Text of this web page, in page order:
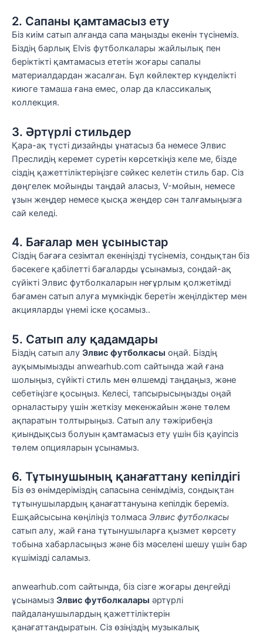
2. Сапаны қамтамасыз ету
Біз киім сатып алғанда сапа маңызды екенін түсінеміз.
Біздің барлық Elvis футболкалары жайлылық пен
беріктікті қамтамасыз ететін жоғары сапалы
материалдардан жасалған. Бұл көйлектер күнделікті
киюге тамаша ғана емес, олар да классикалық
коллекция.
3. Әртүрлі стильдер
Қара-ақ түсті дизайнды ұнатасыз ба немесе Элвис
Преслидің керемет суретін көрсеткіңіз келе ме, бізде
сіздің қажеттіліктеріңізге сәйкес келетін стиль бар. Сіз
дөңгелек мойынды таңдай аласыз, V-мойын, немесе
ұзын жеңдер немесе қысқа жеңдер сән талғамыңызға
сай келеді.
4. Бағалар мен ұсыныстар
Сіздің бағаға сезімтал екеніңізді түсінеміз, сондықтан біз
бәсекеге қабілетті бағаларды ұсынамыз, сондай-ақ
сүйікті Элвис футболкаларын неғұрлым қолжетімді
бағамен сатып алуға мүмкіндік беретін жеңілдіктер мен
акцияларды үнемі іске қосамыз..
5. Сатып алу қадамдары
Біздің сатып алу Элвис футболкасы оңай. Біздің
ауқымымызды anwearhub.com сайтында жай ғана
шолыңыз, сүйікті стиль мен өлшемді таңдаңыз, және
себетіңізге қосыңыз. Келесі, тапсырысыңызды оңай
орналастыру үшін жеткізу мекенжайын және төлем
ақпаратын толтырыңыз. Сатып алу тәжірибеңіз
қиындықсыз болуын қамтамасыз ету үшін біз қауіпсіз
төлем опцияларын ұсынамыз.
6. Тұтынушының қанағаттану кепілдігі
Біз өз өнімдеріміздің сапасына сенімдіміз, сондықтан
тұтынушылардың қанағаттануына кепілдік береміз.
Ешқайсысына көңіліңіз толмаса Элвис футболкасы
сатып алу, жай ғана тұтынушыларға қызмет көрсету
тобына хабарласыңыз және біз мәселені шешу үшін бар
күшімізді саламыз.
anwearhub.com сайтында, біз сізге жоғары деңгейді
ұсынамыз Элвис футболкалары әртүрлі
пайдаланушылардың қажеттіліктерін
қанағаттандыратын. Сіз өзіңіздің музыкалық